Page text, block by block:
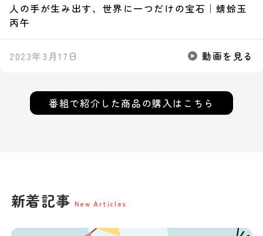
人の手が生み出す、世界に一つだけの宝石｜蜻蛉玉
丙午
2023年3月17日 動画を見る
番組で紹介した商品の購入はこちら
新着記事 New Articles